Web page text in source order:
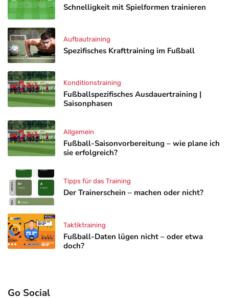
Schnelligkeit mit Spielformen trainieren
Spezifisches Krafttraining im Fußball
Aufbautraining
Fußballspezifisches Ausdauertraining |
Saisonphasen
Konditionstraining
Fußball-Saisonvorbereitung – wie plane ich
sie erfolgreich?
Allgemein
Der Trainerschein – machen oder nicht?
Tipps für das Training
Fußball-Daten lügen nicht – oder etwa
doch?
Taktiktraining
Go Social